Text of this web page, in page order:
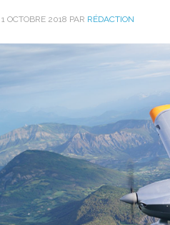
1 OCTOBRE 2018 PAR RÉDACTION